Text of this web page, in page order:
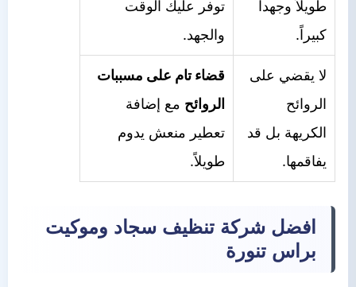
طويلاً وجهداً
كبيراً.
توفر عليك الوقت
والجهد.
لا يقضي على
الروائح
الكريهة بل قد
يفاقمها.
قضاء تام على مسببات
الروائح مع إضافة
تعطير منعش يدوم
طويلاً.
افضل شركة تنظيف سجاد وموكيت
براس تنورة